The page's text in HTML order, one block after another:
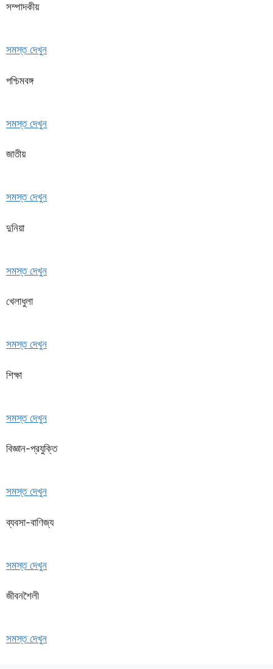
সম্পাদকীয়
সমস্ত দেখুন
পশ্চিমবঙ্গ
সমস্ত দেখুন
জাতীয়
সমস্ত দেখুন
দুনিয়া
সমস্ত দেখুন
খেলাধুলা
সমস্ত দেখুন
শিক্ষা
সমস্ত দেখুন
বিজ্ঞান-প্রযুক্তি
সমস্ত দেখুন
ব্যবসা-বাণিজ্য
সমস্ত দেখুন
জীবনশৈলী
সমস্ত দেখুন